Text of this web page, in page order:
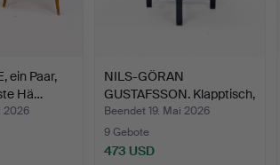
ein Paar,
Hä…
2026
NILS-GÖRAN
GUSTAFSSON. Klapptisch,
"Björka…
Beendet 19. Mai 2026
9 Gebote
473 USD